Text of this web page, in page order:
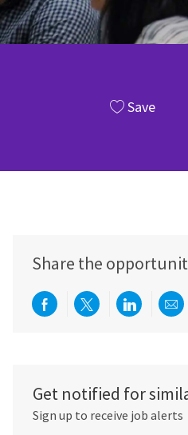
Save
Share the
Share via Facebook
Share via twitter
Share via
Get notified for
Sign up to receive job alerts